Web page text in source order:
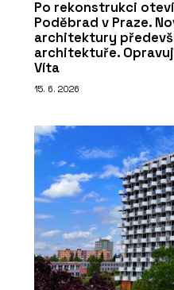
Po rekonstrukci
Poděbrad v Praze.
architektury
architektuře.
Víta
15. 6. 2026